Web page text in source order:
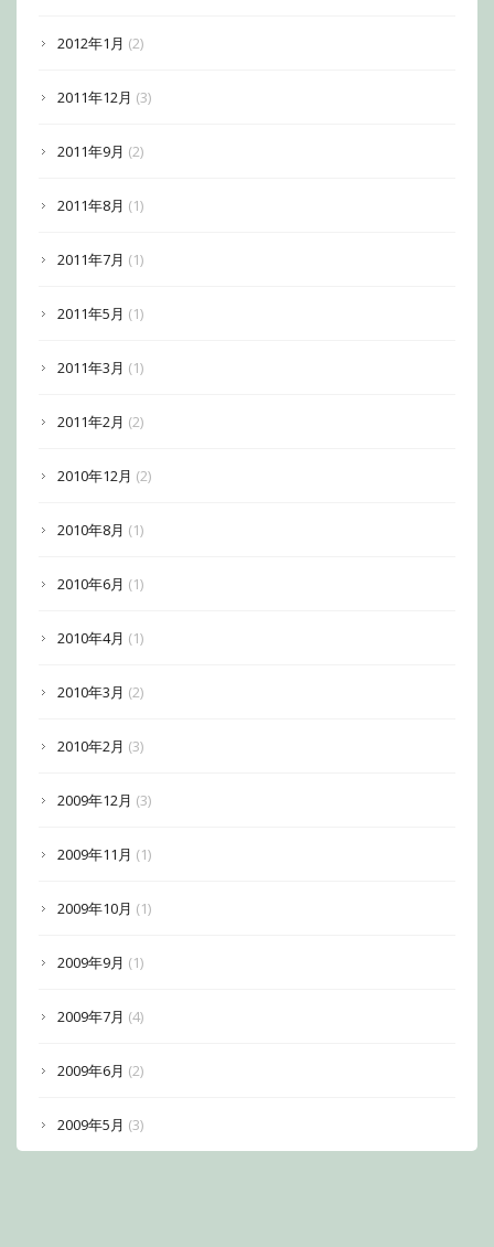
2012年1月 (2)
2011年12月 (3)
2011年9月 (2)
2011年8月 (1)
2011年7月 (1)
2011年5月 (1)
2011年3月 (1)
2011年2月 (2)
2010年12月 (2)
2010年8月 (1)
2010年6月 (1)
2010年4月 (1)
2010年3月 (2)
2010年2月 (3)
2009年12月 (3)
2009年11月 (1)
2009年10月 (1)
2009年9月 (1)
2009年7月 (4)
2009年6月 (2)
2009年5月 (3)